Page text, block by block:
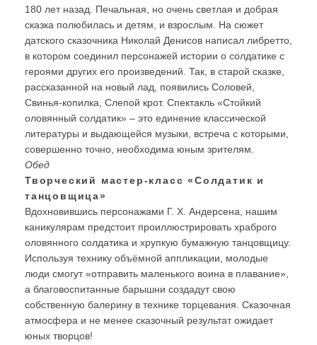
180 лет назад. Печальная, но очень светлая и добрая
сказка полюбилась и детям, и взрослым. На сюжет
датского сказочника Николай Денисов написал либретто,
в котором соединил персонажей истории о солдатике с
героями других его произведений. Так, в старой сказке,
рассказанной на новый лад, появились Соловей,
Свинья-копилка, Слепой крот. Спектакль «Стойкий
оловянный солдатик» – это единение классической
литературы и выдающейся музыки, встреча с которыми,
совершенно точно, необходима юным зрителям.
Обед
Творческий мастер-класс «Солдатик и
танцовщица»
Вдохновившись персонажами Г. Х. Андерсена, нашим
каникулярам предстоит проиллюстрировать храброго
оловянного солдатика и хрупкую бумажную танцовщицу.
Используя технику объёмной аппликации, молодые
люди смогут «отправить маленького воина в плавание»,
а благовоспитанные барышни создадут свою
собственную балерину в технике торцевания. Сказочная
атмосфера и не менее сказочный результат ожидает
юных творцов!